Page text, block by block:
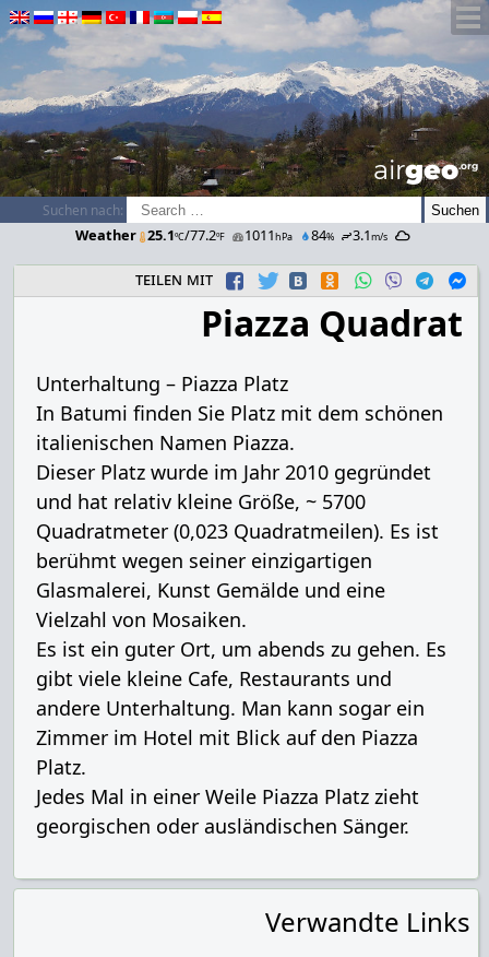
airGEO.oRg
Suchen nach:
Weather 25.1ºC/77.2ºF 1011hPa 84% 3.1m/s
teilen mit
Piazza Quadrat
Unterhaltung – Piazza Platz
In Batumi finden Sie Platz mit dem schönen
italienischen Namen Piazza.
Dieser Platz wurde im Jahr 2010 gegründet
und hat relativ kleine Größe, ~ 5700
Quadratmeter (0,023 Quadratmeilen). Es ist
berühmt wegen seiner einzigartigen
Glasmalerei, Kunst Gemälde und eine
Vielzahl von Mosaiken.
Es ist ein guter Ort, um abends zu gehen. Es
gibt viele kleine Cafe, Restaurants und
andere Unterhaltung. Man kann sogar ein
Zimmer im Hotel mit Blick auf den Piazza
Platz.
Jedes Mal in einer Weile Piazza Platz zieht
georgischen oder ausländischen Sänger.
Verwandte Links